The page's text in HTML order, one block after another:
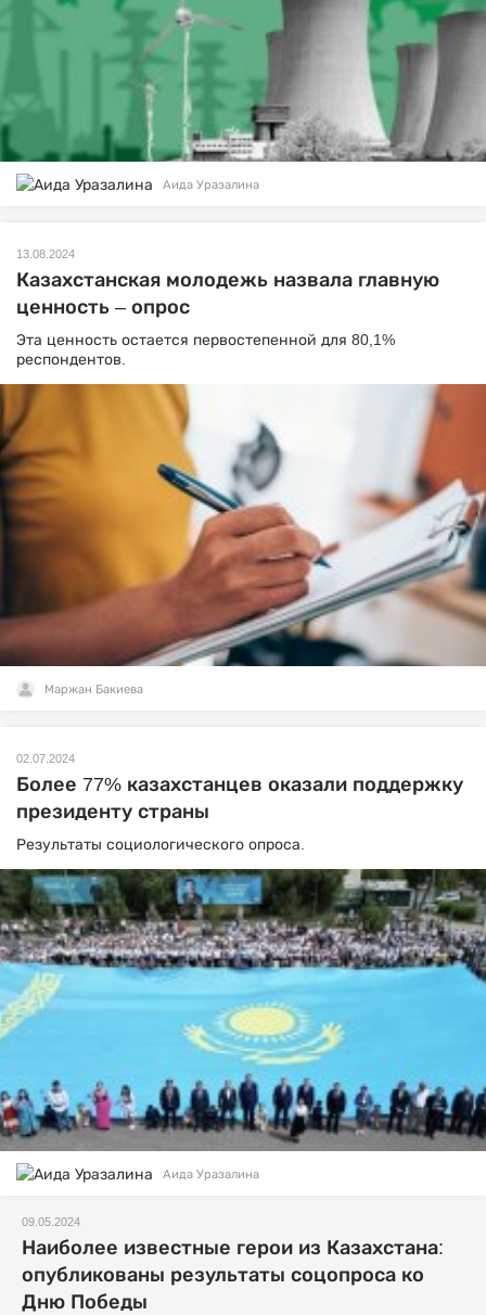
Аида Уразалина
13.08.2024
Казахстанская молодежь назвала главную
ценность – опрос
Эта ценность остается первостепенной для 80,1%
респондентов.
Маржан Бакиева
02.07.2024
Более 77% казахстанцев оказали поддержку
президенту страны
Результаты социологического опроса.
Аида Уразалина
09.05.2024
Наиболее известные герои из Казахстана:
опубликованы результаты соцопроса ко
Дню Победы